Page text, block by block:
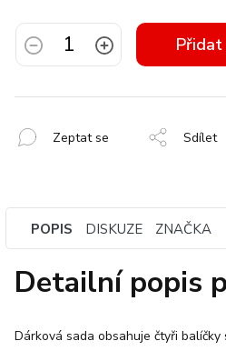
Přidat
Zeptat se Sdílet
POPIS DISKUZE ZNAČKA
Detailní popis
Dárková sada obsahuje čtyři balíčky